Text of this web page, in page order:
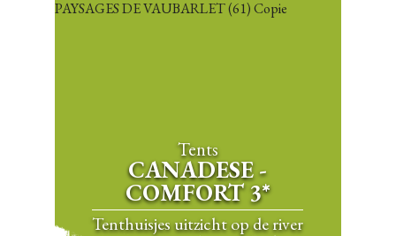
Tents
CANADESE -
COMFORT 3*
Tenthuisjes uitzicht op de river